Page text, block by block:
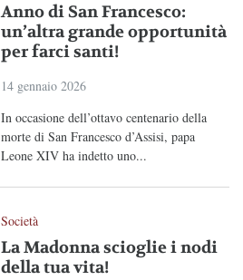
Anno di San Francesco:
un’altra grande opportunità
per farci santi!
14 gennaio 2026
In occasione dell’ottavo centenario della
morte di San Francesco d’Assisi, papa
Leone XIV ha indetto uno...
Società
La Madonna scioglie i nodi
della tua vita!